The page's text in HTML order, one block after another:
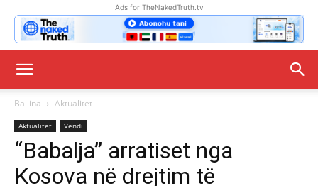
Ads for TheNakedTruth.tv
Ballina Aktualitet
Aktualitet Vendi
“Babalja” arratiset nga
Kosova në drejtim të